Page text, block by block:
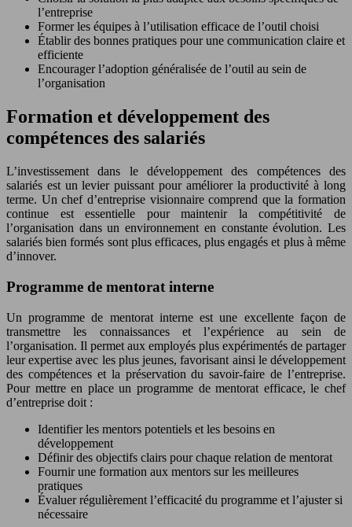
l’entreprise
Former les équipes à l’utilisation efficace de l’outil choisi
Établir des bonnes pratiques pour une communication claire et
efficiente
Encourager l’adoption généralisée de l’outil au sein de
l’organisation
Formation et développement des
compétences des salariés
L’investissement dans le développement des compétences des
salariés est un levier puissant pour améliorer la productivité à long
terme. Un chef d’entreprise visionnaire comprend que la formation
continue est essentielle pour maintenir la compétitivité de
l’organisation dans un environnement en constante évolution. Les
salariés bien formés sont plus efficaces, plus engagés et plus à même
d’innover.
Programme de mentorat interne
Un programme de mentorat interne est une excellente façon de
transmettre les connaissances et l’expérience au sein de
l’organisation. Il permet aux employés plus expérimentés de partager
leur expertise avec les plus jeunes, favorisant ainsi le développement
des compétences et la préservation du savoir-faire de l’entreprise.
Pour mettre en place un programme de mentorat efficace, le chef
d’entreprise doit :
Identifier les mentors potentiels et les besoins en
développement
Définir des objectifs clairs pour chaque relation de mentorat
Fournir une formation aux mentors sur les meilleures
pratiques
Évaluer régulièrement l’efficacité du programme et l’ajuster si
nécessaire